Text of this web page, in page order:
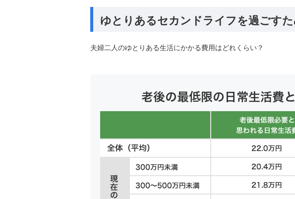
ゆとりあるセカンドライフを過ごす
夫婦二人のゆとりある生活にかかる費用はどれくらい？